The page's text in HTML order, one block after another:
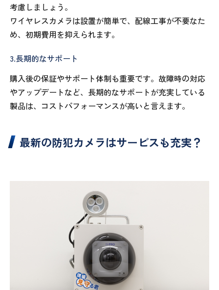
考慮しましょう。
ワイヤレスカメラは設置が簡単で、配線工事が不要なた
め、初期費用を抑えられます。
3.長期的なサポート
購入後の保証やサポート体制も重要です。故障時の対応
やアップデートなど、長期的なサポートが充実している
製品は、コストパフォーマンスが高いと言えます。
最新の防犯カメラはサービスも充実？